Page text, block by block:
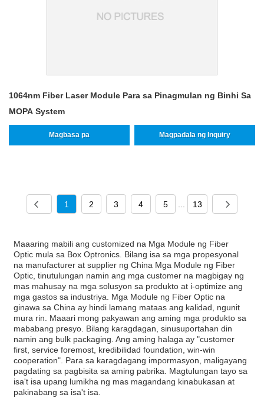
1064nm Fiber Laser Module Para sa Pinagmulan ng Binhi Sa
MOPA System
Magbasa pa Magpadala ng Inquiry
1 2 3 4 5 13
Maaaring mabili ang customized na Mga Module ng Fiber
Optic mula sa Box Optronics. Bilang isa sa mga propesyonal
na manufacturer at supplier ng China Mga Module ng Fiber
Optic, tinutulungan namin ang mga customer na magbigay ng
mas mahusay na mga solusyon sa produkto at i-optimize ang
mga gastos sa industriya. Mga Module ng Fiber Optic na
ginawa sa China ay hindi lamang mataas ang kalidad, ngunit
mura rin. Maaari mong pakyawan ang aming mga produkto sa
mababang presyo. Bilang karagdagan, sinusuportahan din
namin ang bulk packaging. Ang aming halaga ay "customer
first, service foremost, kredibilidad foundation, win-win
cooperation". Para sa karagdagang impormasyon, maligayang
pagdating sa pagbisita sa aming pabrika. Magtulungan tayo sa
isa't isa upang lumikha ng mas magandang kinabukasan at
pakinabang sa isa't isa.